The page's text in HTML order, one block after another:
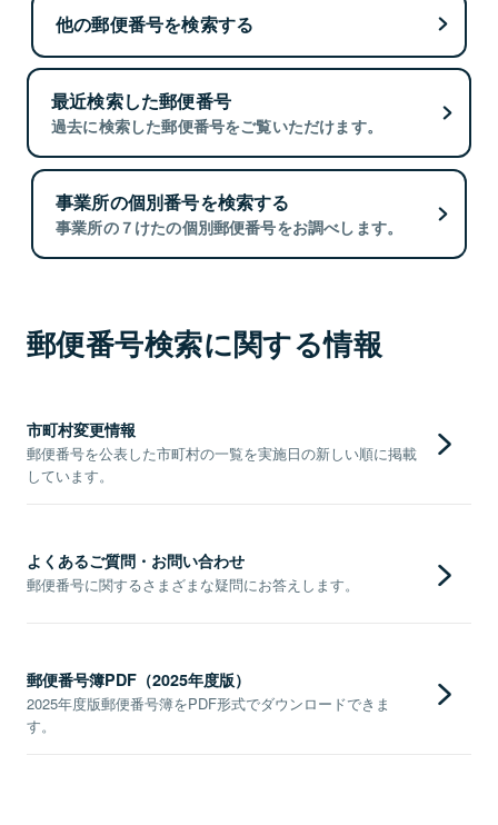
他の郵便番号を検索する
最近検索した郵便番号
過去に検索した郵便番号をご覧いただけます。
事業所の個別番号を検索する
事業所の７けたの個別郵便番号をお調べします。
郵便番号検索に関する情報
市町村変更情報
郵便番号を公表した市町村の一覧を実施日の新しい順に掲載
しています。
よくあるご質問・お問い合わせ
郵便番号に関するさまざまな疑問にお答えします。
郵便番号簿PDF（2025年度版）
2025年度版郵便番号簿をPDF形式でダウンロードできま
す。